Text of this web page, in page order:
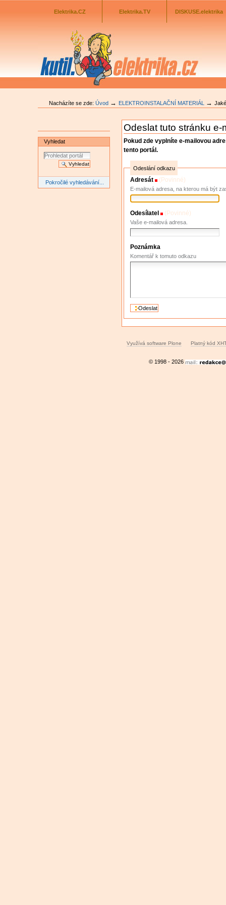
Odkazník
Elektrika.CZ
Elektrika.TV DISKUSE.elektrika
Nacházíte se zde: Úvod → ELEKTROINSTALAČNÍ MATERIÁL →
Vyhledat
Pokročilé vyhledávání...
Odeslat tuto stránku e-
Pokud zde vyplníte e-mailovou
tento portál.
Odeslání odkazu
Adresát (Povinné)
E-mailová adresa, na kterou má být
Odesílatel (Povinné)
Vaše e-mailová adresa.
Poznámka
Komentář k tomuto odkazu
Využívá software Plone Platný kód
© 1998 - 2026